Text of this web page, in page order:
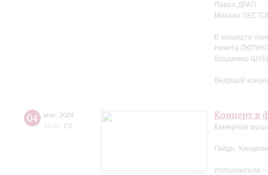
Павел ДРАП
Михаил
В концерте
Никита
Владимир
Ведущий
04 мая 2024
15:00 Сб
Концерт в
Камерная
Гайдн,
Исполнители